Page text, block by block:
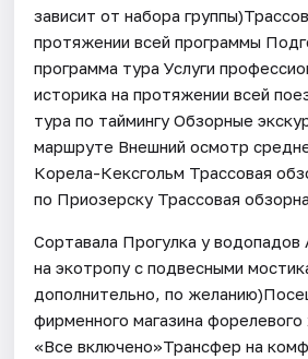
зависит от набора
протяжении всей программы
программа тура Услуги
историка на протяжении всей
тура по таймингу Обзорные
маршруте Внешний осмотр
Корела-Кексгольм Трассовая
по Приозерску Трассовая
Сортавала Прогулка у водопадов
на экотропу с подвесными
дополнительно, по
фирменного магазина
«Все включено»Трансфер на